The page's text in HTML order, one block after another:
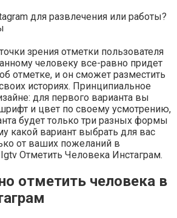
для развлечения или работы?
зрения отметки пользователя
человеку все-равно придет
отметке, и он сможет разместить
историях. Принципиальное
для первого варианта вы
и цвет по своему усмотрению,
будет только три разных формы
какой вариант выбрать для вас
от ваших пожеланий в
Отметить Человека Инстаграм.
отметить человека в